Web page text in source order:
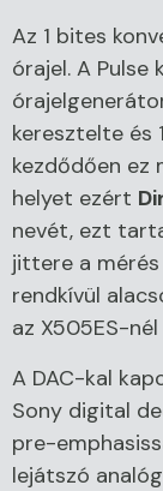
Az 1 bites
órajel. A Pulse
keresztelte és
kezdődően ez
helyet ezért
nevét, ezt
jittere a
rendkívül
az X505ES-nél
A DAC-kal
Sony digital
pre-
lejátszó